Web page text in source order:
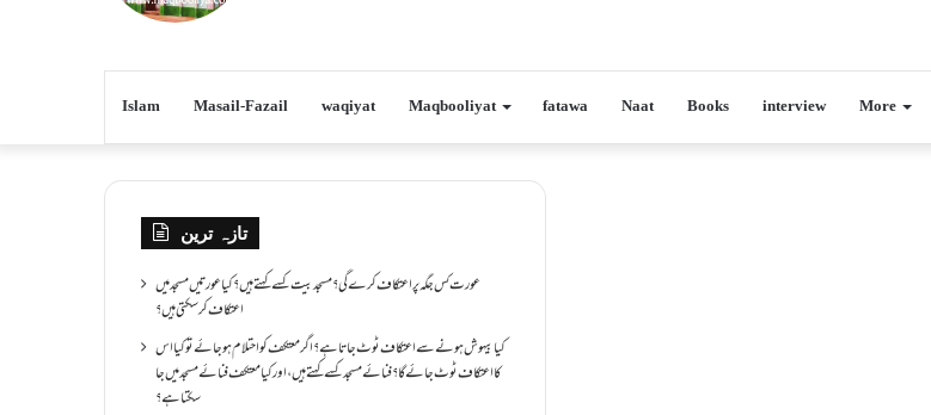
Islam Masail-Fazail waqiyat Maqbooliyat fatawa Naat Books interview More
تازہ ترین
عورت کس جگہ پر اعتکاف کرے گی؟مسجد بیت کسے کہتے ہیں؟کیا عورتیں مسجد میں
اعتکاف کر سکتی ہیں؟
کیا بیہوش ہونے سے اعتکاف ٹوٹ جاتا ہے؟ اگر معتکف کو احتلام ہو جائے تو کیا اس
کا اعتکاف ٹوٹ جائے گا؟فنائے مسجد کسے کہتے ہیں ، اور کیا معتکف فنائے مسجد میں جا
سکتا ہے؟